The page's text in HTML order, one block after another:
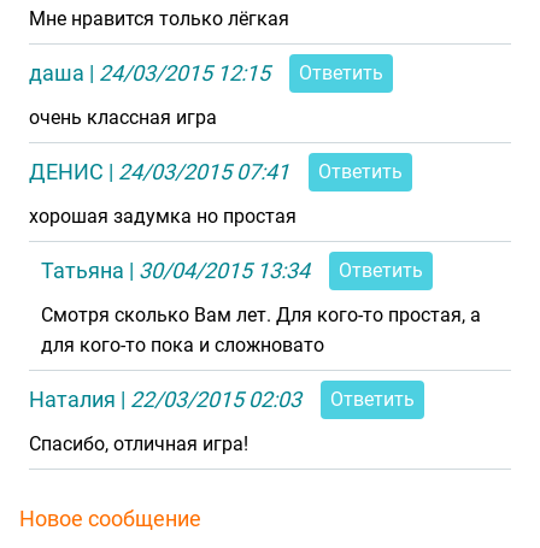
Мне нравится только лёгкая
даша | 24/03/2015 12:15
Ответить
очень классная игра
ДЕНИС | 24/03/2015 07:41
Ответить
хорошая задумка но простая
Татьяна | 30/04/2015 13:34
Ответить
Смотря сколько Вам лет. Для кого-то простая, а
для кого-то пока и сложновато
Наталия | 22/03/2015 02:03
Ответить
Спасибо, отличная игра!
Новое сообщение